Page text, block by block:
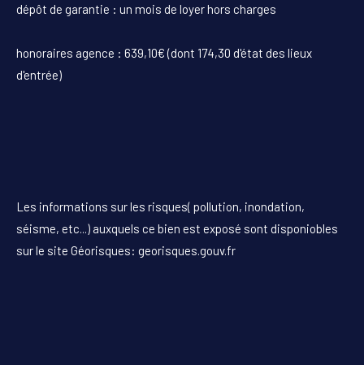
dépôt de garantie : un mois de loyer hors charges
honoraires agence : 639,10€ (dont 174,30 d'état des lieux
d'entrée)
Les informations sur les risques( pollution, inondation,
séisme, etc...) auxquels ce bien est exposé sont disponiobles
sur le site Géorisques: georisques.gouv.fr